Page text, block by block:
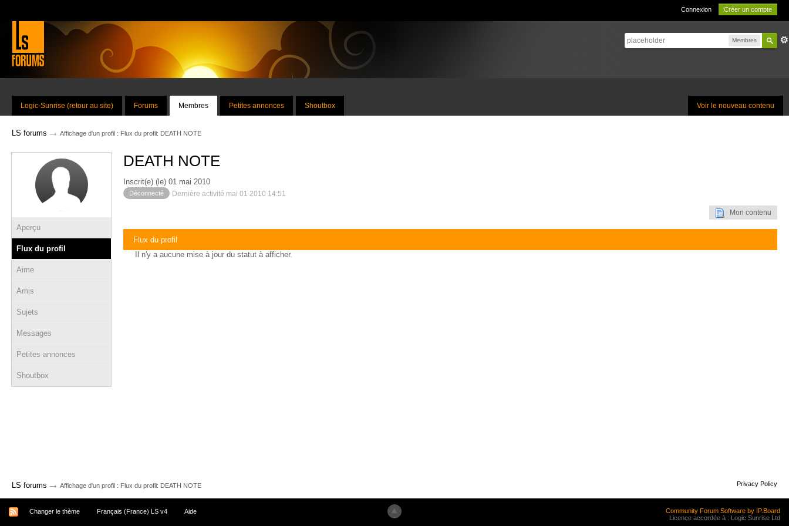
Connexion Créer un compte
Membres
Voir le nouveau contenu
Logic-Sunrise (retour au site) Forums Membres Petites annonces Shoutbox
LS forums → Affichage d'un profil : Flux du profil: DEATH NOTE
Aperçu
Flux du profil
Aime
Amis
Sujets
Messages
Petites annonces
Shoutbox
DEATH NOTE
Inscrit(e) (le) 01 mai 2010
Déconnecté Dernière activité mai 01 2010 14:51
Mon contenu
Flux du profil
Il n'y a aucune mise à jour du statut à afficher.
LS forums → Affichage d'un profil : Flux du profil: DEATH NOTE Privacy Policy
Changer le thème Français (France) LS v4 Aide
Community Forum Software by IP.Board
Licence accordée à : Logic Sunrise Ltd